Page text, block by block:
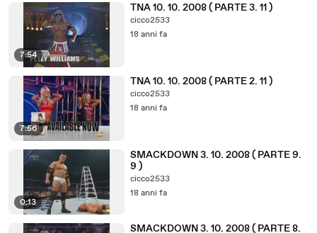
7:54
TNA 10. 10. 2008 ( PARTE 3. 11 )
cicco2533
18 anni fa
7:56
TNA 10. 10. 2008 ( PARTE 2. 11 )
cicco2533
18 anni fa
0:13
SMACKDOWN 3. 10. 2008 ( PARTE 9.
9 )
cicco2533
18 anni fa
SMACKDOWN 3. 10. 2008 ( PARTE 8.